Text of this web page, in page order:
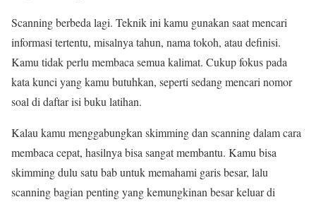
Scanning berbeda lagi. Teknik ini kamu gunakan saat mencari
informasi tertentu, misalnya tahun, nama tokoh, atau definisi.
Kamu tidak perlu membaca semua kalimat. Cukup fokus pada
kata kunci yang kamu butuhkan, seperti sedang mencari nomor
soal di daftar isi buku latihan.
Kalau kamu menggabungkan skimming dan scanning dalam cara
membaca cepat, hasilnya bisa sangat membantu. Kamu bisa
skimming dulu satu bab untuk memahami garis besar, lalu
scanning bagian penting yang kemungkinan besar keluar di